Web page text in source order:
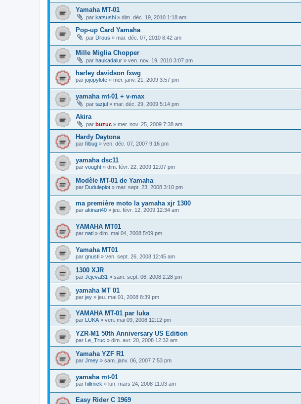
Yamaha MT-01
par katsushi » dim. déc. 19, 2010 1:18 am
Pop-up Card Yamaha
par Drous » mar. déc. 07, 2010 8:42 am
Mille Miglia Chopper
par haukadalur » ven. nov. 19, 2010 3:07 pm
harley davidson fxwg
par jojopylote » mer. janv. 21, 2009 3:57 pm
yamaha mt-01 + v-max
par tazjul » mar. déc. 29, 2009 5:14 pm
Akira
par buzuc » mer. nov. 25, 2009 7:38 am
Hardy Daytona
par filbug » ven. déc. 07, 2007 9:16 pm
yamaha dsc11
par vought » dim. févr. 22, 2009 12:07 pm
Modèle MT-01 de Yamaha
par Dudulepiot » mar. sept. 23, 2008 3:10 pm
ma première moto la yamaha xjr 1300
par akinari40 » jeu. févr. 12, 2009 12:34 am
YAMAHA MT01
par nati » dim. mai 04, 2008 5:09 pm
Yamaha MT01
par gnusti » ven. sept. 26, 2008 12:45 am
1300 XJR
par Jejeval31 » sam. sept. 06, 2008 2:28 pm
yamaha MT 01
par jey » jeu. mai 01, 2008 8:39 pm
YAMAHA MT-01 par luka
par LUKA » ven. mai 09, 2008 12:12 pm
YZR-M1 50th Anniversary US Edition
par Le_Truc » dim. avr. 20, 2008 12:32 am
Yamaha YZF R1
par Jmey » sam. janv. 06, 2007 7:53 pm
yamaha mt-01
par hillmick » lun. mars 24, 2008 11:03 am
Easy Rider C 1969